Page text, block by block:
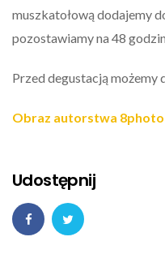
muszkatołową dodajemy
pozostawiamy na 48
Przed degustacją możemy
Obraz autorstwa 8photo
Udostępnij